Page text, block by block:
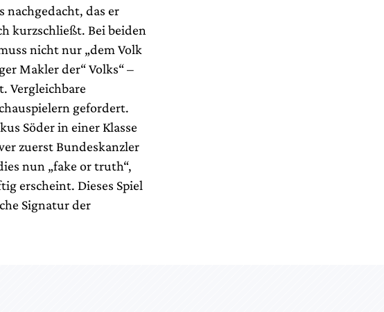
nachgedacht, das er
kurzschließt. Bei beiden
nicht nur „dem Volk
Makler der“ Volks“ –
Vergleichbare
gefordert.
Söder in einer Klasse
zuerst Bundeskanzler
nun „fake or truth“,
erscheint. Dieses Spiel
Signatur der